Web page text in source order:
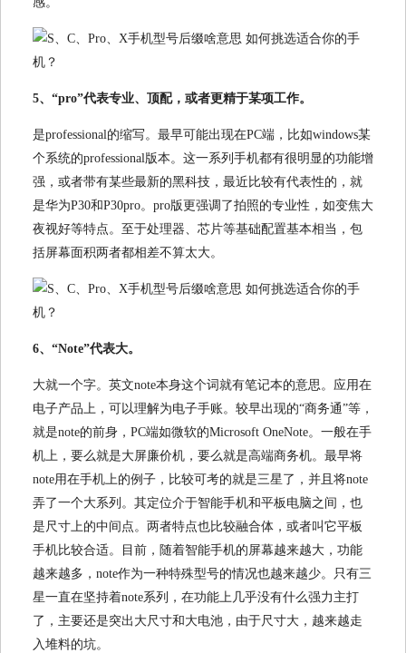
5、“pro”代表专业、顶配，或者更精于某项工作。
是professional的缩写。最早可能出现在PC端，比如windows某
个系统的professional版本。这一系列手机都有很明显的功能增
强，或者带有某些最新的黑科技，最近比较有代表性的，就
是华为P30和P30pro。pro版更强调了拍照的专业性，如变焦大
夜视好等特点。至于处理器、芯片等基础配置基本相当，包
括屏幕面积两者都相差不算太大。
6、“Note”代表大。
大就一个字。 英文note本身这个词就有笔记本的意思。应用在
电子产品上，可以理解为电子手账。较早出现的“商务通”等，
就是note的前身，PC端如微软的Microsoft OneNote。一般在手
机上，要么就是大屏廉价机，要么就是高端商务机。最早将
note用在手机上的例子，比较可考的就是三星了，并且将note
弄了一个大系列。其定位介于智能手机和平板电脑之间，也
是尺寸上的中间点。两者特点也比较融合体，或者叫它平板
手机比较合适。目前，随着智能手机的屏幕越来越大，功能
越来越多，note作为一种特殊型号的情况也越来越少。只有三
星一直在坚持着note系列，在功能上几乎没有什么强力主打
了，主要还是突出大尺寸和大电池，由于尺寸大，越来越走
入堆料的坑。